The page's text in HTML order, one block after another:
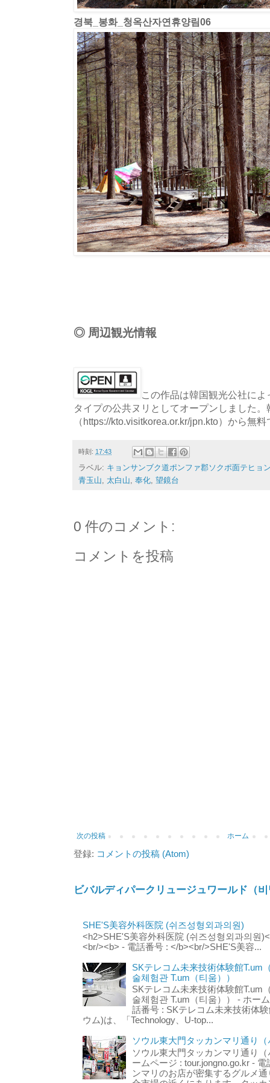
경북_봉화_청옥산자연휴양림06
◎ 周辺観光情報
この作品は韓国観光公社に
タイプの公共ヌリとしてオープンしました。
（https://kto.visitkorea.or.kr/jpn.kto）から無
時刻: 17:43
ラベル: キョンサンブク道ポンファ郡ソクポ面テヒョ
青玉山, 太白山, 奉化, 望鏡台
0 件のコメント:
コメントを投稿
次の投稿 ホーム
登録: コメントの投稿 (Atom)
ビバルディパークリュージュワールド（
SHE'S美容外科医院 (쉬즈성형외과의원)
<h2>SHE'S美容外科医院 (쉬즈성형외과의원
<br/><b> - 電話番号 : </b><br/>SHE'S美容...
SKテレコム未来技術体験館T.um
술체험관 T.um（티움））
SKテレコム未来技術体験館T.um
술체험관 T.um（티움）） - ホー
話番号 : SKテレコム未来技術体
ウム)は、「Technology、U-top...
ソウル東大門タッカンマリ通り
ソウル東大門タッカンマリ通り
ームページ : tour.jongno.go.kr -
ンマリのお店が密集するグルメ